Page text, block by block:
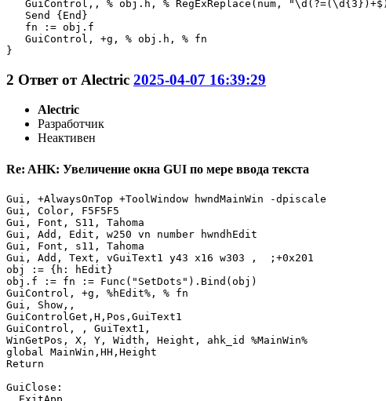
GuiControl,, % obj.h, % RegExReplace(num,
   Send {End}
   fn := obj.f
   GuiControl, +g, % obj.h, % fn
}
2 Ответ от Alectric 2025-04-07 16:39:29
Alectric
Разработчик
Неактивен
Re: AHK: Увеличение окна GUI по мере ввода текста
Gui, +AlwaysOnTop +ToolWindow hwndMainWin -dpiscale
Gui, Color, F5F5F5
Gui, Font, S11, Tahoma
Gui, Add, Edit, w250 vn number hwndhEdit
Gui, Font, s11, Tahoma
Gui, Add, Text, vGuiText1 y43 x16 w303 ,  ;+0x201
obj := {h: hEdit}
obj.f := fn := Func("SetDots").Bind(obj)
GuiControl, +g, %hEdit%, % fn
Gui, Show,,
GuiControlGet,H,Pos,GuiText1
GuiControl, , GuiText1,
WinGetPos, X, Y, Width, Height, ahk_id %MainWin%
global MainWin,HH,Height
Return
GuiClose: